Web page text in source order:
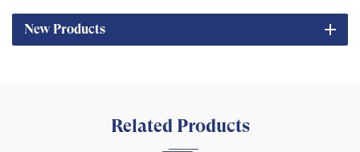
New Products
Related Products